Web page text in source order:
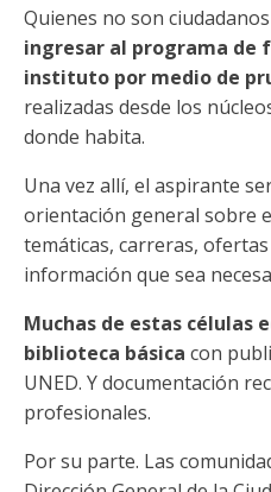
Quienes no son
ingresar al programa de
instituto por medio de
realizadas desde los
donde habita.
Una vez allí, el aspirante
orientación general sobre
temáticas, carreras,
información que sea
Muchas de estas células
biblioteca básica con
UNED. Y documentación
profesionales.
Por su parte. Las